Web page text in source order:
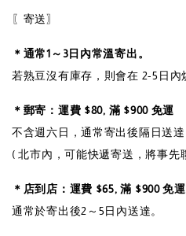
〖寄送〗
＊通常1～3日內常溫寄出。
若熟豆沒有庫存，則會在 2-5日內
＊郵寄：運費 $80, 滿 $900 免運
不含週六日，通常寄出後隔日送達
( 北市內，可能快遞寄送，將事先
＊店到店：運費 $65, 滿 $900 免運
通常於寄出後2～5日內送達。